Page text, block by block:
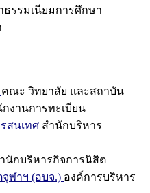
ธรรมเนียมการศึกษา
คณะ วิทยาลัย และสถาบัน
กงานการทะเบียน
สนเทศ สำนักบริหาร
นักบริหารกิจการนิสิต
ฬาฯ (อบจ.) องค์การบริหาร